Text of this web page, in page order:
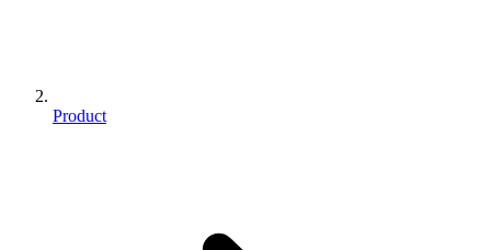
Product